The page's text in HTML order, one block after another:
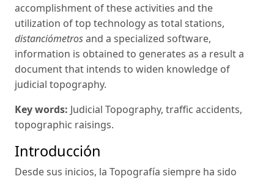
accomplishment of these activities and the
utilization of top technology as total stations,
distanciómetrosand a specialized software,
information is obtained to generates as a result a
document that intends to widen knowledge of
judicial topography.
Key words: Judicial Topography, traffic accidents,
topographic raisings.
Introducción
Desde sus inicios, la Topografía siempre ha sido